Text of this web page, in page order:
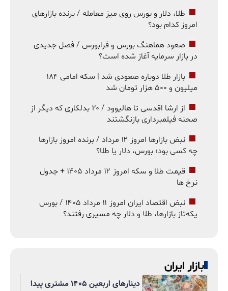
طلا، دلار و بورس روی میز معامله / برنده بازارهای
امروز کدام بود؟
صعود هماهنگ بورس و فرابورس / فصل جدیدی
در بازار سرمایه آغاز شده است؟
بازار طلا دوباره صعودی شد | سکه امامی ۱۸۴
میلیون و ۵۰۰ هزار تومان شد
از ارشا اقدسی تا هالیوود / ۲۰ بدلکاری که دیگر از
صحنه فیلمبرداری بازنگشتند
نبض بازارها امروز ۱۲ مرداد / برنده امروز بازارها
چه کسی بود؛ بورس، دلار یا طلا؟
قیمت طلا و سکه امروز ۱۲ مرداد ۱۴۰۵ + جدول
نرخ ها
نبض اقتصاد ایران امروز ۱۱ مرداد ۱۴۰۵ / بورس
یکه‌تاز بازارها، طلا و دلار چه مسیری رفتند؟
بازار ایران
دینارهای اربعین ۱۴۰۵ مشتری پیدا